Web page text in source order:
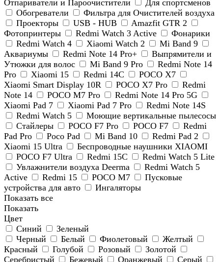
Отпариватели и Пароочистители
Для спортсменов
Обогреватели
Фильтра для Очистителей воздуха
Проекторы
USB - HUB
Amazfit GTR 2
Фотопринтеры
Redmi Watch 3 Active
Фонарики
Redmi Watch 4
Xiaomi Watch 2
Mi Band 9
Аквариумы
Redmi Note 14 Pro+
Выпрямители и
Утюжки для волос
Mi Band 9 Pro
Redmi Note 14
Pro
Xiaomi 15 Redmi 14C
POCO X7
Xiaomi Smart Display 10R
POCO X7 Pro
Redmi
Note 14
POCO M7 Pro
Redmi Note 14 Pro 5G
Xiaomi Pad 7
Xiaomi Pad 7 Pro
Redmi Note 14S
Redmi Watch 5
Моющие вертикальные пылесосы
Стайлеры
POCO F7 Pro POCO F7
Redmi
Pad Pro
Poco Pad Mi Band 10
Redmi Pad 2
Xiaomi 15 Ultra
Беспроводные наушники XIAOMI
POCO F7 Ultra
Redmi 15C
Redmi Watch 5 Lite
Увлажнители воздуха Deerma
Redmi Watch 5
Active
Redmi 15 POCO M7
Пусковые
устройства для авто
Ингаляторы
Показать все
Показать
Цвет
Синий
Зеленый
Черный
Белый Фиолетовый
Желтый
Красный
Голубой Розовый
Золотой
Серебристый
Бежевый Оранжевый
Серый